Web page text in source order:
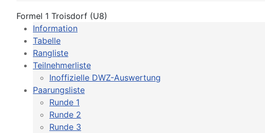
Formel 1 Troisdorf (U8)
Information
Tabelle
Rangliste
Teilnehmerliste
Inoffizielle DWZ-Auswertung
Paarungsliste
Runde 1
Runde 2
Runde 3